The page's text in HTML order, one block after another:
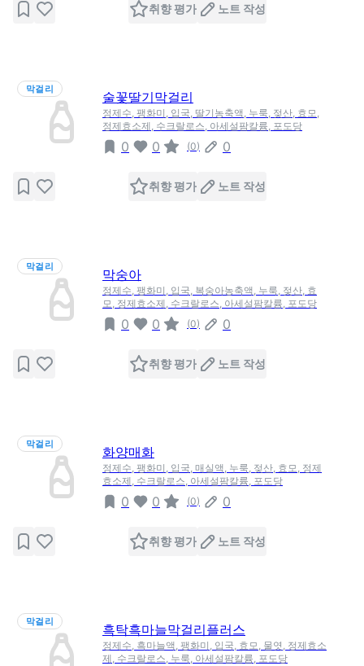
취향 평가 노트 작성
막걸리
술꽃딸기막걸리
정제수, 팽화미, 입국, 딸기농축액, 누룩, 젖산, 효모,
정제효소제, 수크랄로스, 아세설팜칼륨, 포도당
0 0 (0) 0
취향 평가 노트 작성
막걸리
막숭아
정제수, 팽화미, 입국, 복숭아농축액, 누룩, 젖산, 효
모, 정제효소제, 수크랄로스, 아세설팜칼륨, 포도당
0 0 (0) 0
취향 평가 노트 작성
막걸리
화양매화
정제수, 팽화미, 입국, 매실액, 누룩, 젖산, 효모, 정제
효소제, 수크랄로스, 아세설팜칼륨, 포도당
0 0 (0) 0
취향 평가 노트 작성
막걸리
흑탁흑마늘막걸리플러스
정제수, 흑마늘액, 팽화미, 입국, 효모, 물엿, 정제효소
제, 수크랄로스, 누룩, 아세설팜칼륨, 포도당